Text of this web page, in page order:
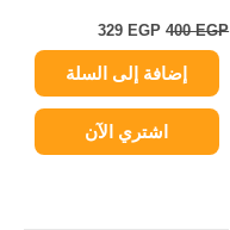
400EGP
329 EGP
إضافة إلى السلة
اشتري الآن